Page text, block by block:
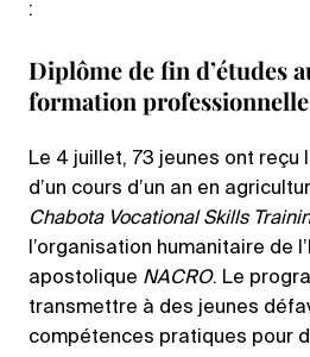
:
Diplôme de fin d’études
formation
Le 4 juillet, 73 jeunes ont reçu
d’un cours d’un an en
Chabota Vocational Skills
l’organisation humanitaire de
apostolique NACRO. Le
transmettre à des jeunes
compétences pratiques pour